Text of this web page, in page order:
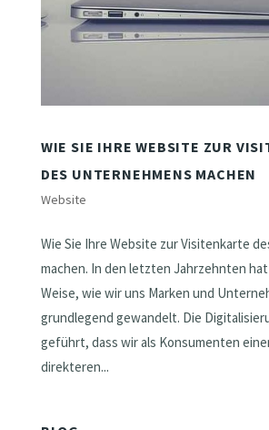
WIE SIE IHRE WEBSITE ZUR
DES UNTERNEHMENS MACHEN
Website
Wie Sie Ihre Website zur Visitenkarte
machen. In den letzten Jahrzehnten
Weise, wie wir uns Marken und
grundlegend gewandelt. Die
geführt, dass wir als Konsumenten
direkteren...